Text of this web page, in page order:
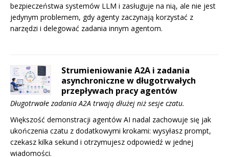
bezpieczeństwa systemów LLM i zasługuje na nią, ale nie jest
jedynym problemem, gdy agenty zaczynają korzystać z
narzędzi i delegować zadania innym agentom.
Strumieniowanie A2A i zadania
asynchroniczne w długotrwałych
przepływach pracy agentów
Długotrwałe zadania A2A trwają dłużej niż sesje czatu.
Większość demonstracji agentów AI nadal zachowuje się jak
ukończenia czatu z dodatkowymi krokami: wysyłasz prompt,
czekasz kilka sekund i otrzymujesz odpowiedź w jednej
wiadomości.